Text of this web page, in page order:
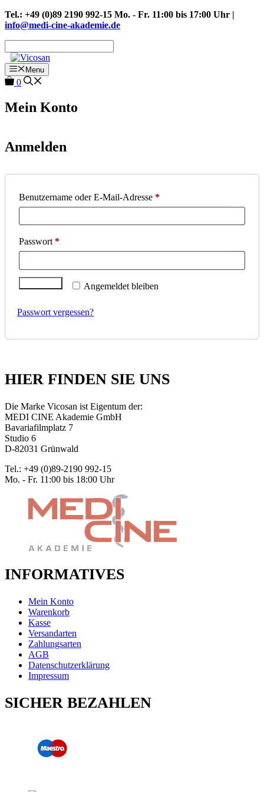
Zum
Inhalt
Tel.: +49 (0)89 2190 992-15 Mo. - Fr. 11:00 bis 17:00 Uhr |
info@medi-cine-akademie.de
Menu
0
Mein Konto
Anmelden
Benutzername oder E-Mail-Adresse *Erforderlich
Passwort *Erforderlich
Angemeldet bleiben
Passwort vergessen?
HIER FINDEN SIE UNS
Die Marke Vicosan ist Eigentum der:
MEDI CINE Akademie GmbH
Bavariafilmplatz 7
Studio 6
D-82031 Grünwald
Tel.: +49 (0)89-2190 992-15
Mo. - Fr. 11:00 bis 18:00 Uhr
INFORMATIVES
Mein Konto
Warenkorb
Kasse
Versandarten
Zahlungsarten
AGB
Datenschutzerklärung
Impressum
SICHER BEZAHLEN